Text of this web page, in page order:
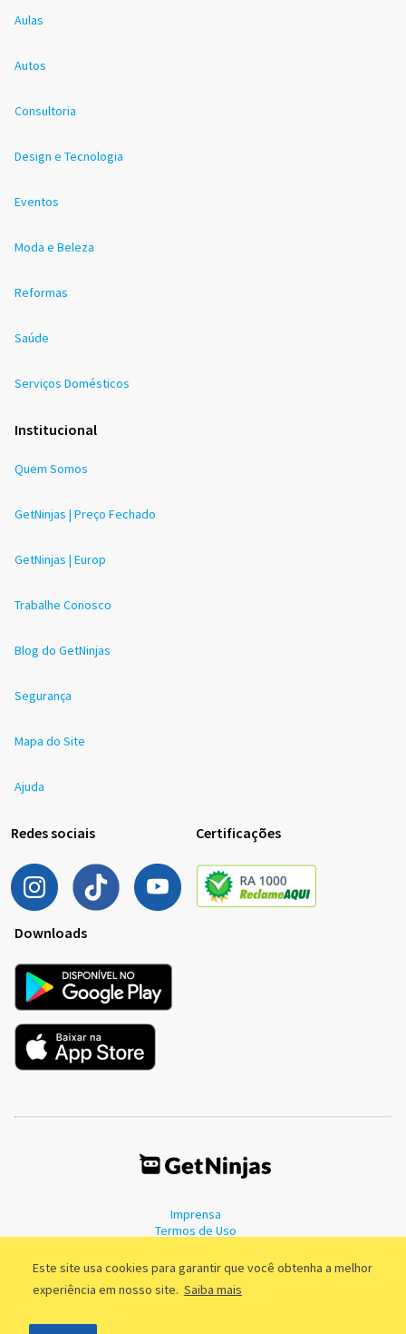
Este site usa cookies para garantir que você obtenha a melhor
experiência em nosso site. Saiba mais
Aulas
Autos
Consultoria
Design e Tecnologia
Eventos
Moda e Beleza
Reformas
Saúde
Serviços Domésticos
Institucional
Quem Somos
GetNinjas | Preço Fechado
GetNinjas | Europ
Trabalhe Conosco
Blog do GetNinjas
Segurança
Mapa do Site
Ajuda
Redes sociais Certificações
Downloads
Imprensa
Termos de Uso
©2011 - 2026, GetNinjas LTDA. CNPJ 55.744.877/0001-89 - Rua Dr.